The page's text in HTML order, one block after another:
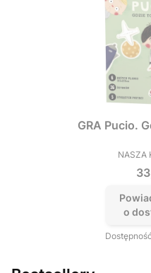
GRA Pucio.
NASZA
o